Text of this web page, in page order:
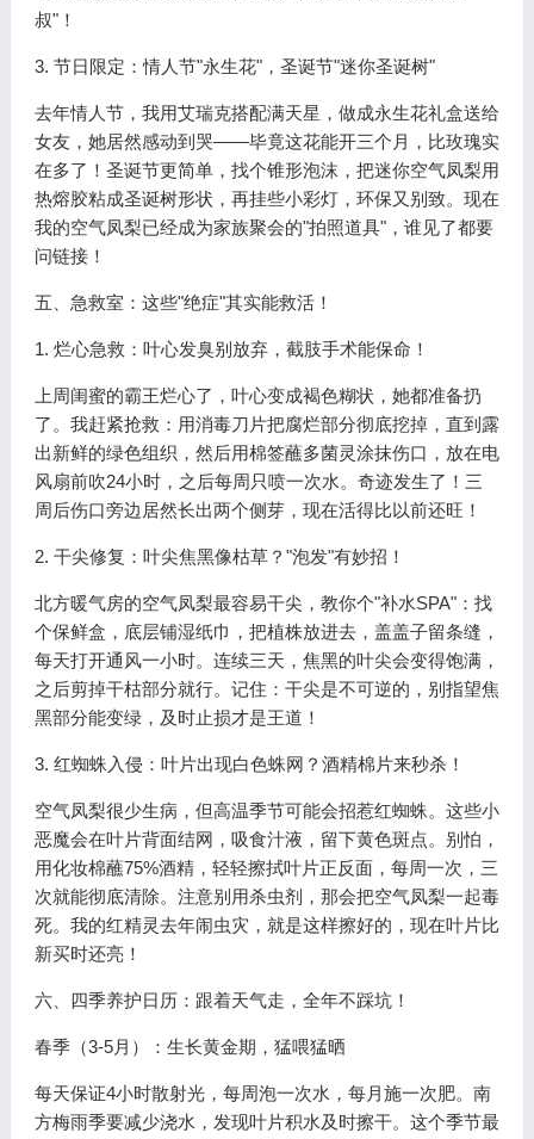
叔"！
3. 节日限定：情人节"永生花"，圣诞节"迷你圣诞树"
去年情人节，我用艾瑞克搭配满天星，做成永生花礼盒送给
女友，她居然感动到哭——毕竟这花能开三个月，比玫瑰实
在多了！圣诞节更简单，找个锥形泡沫，把迷你空气凤梨用
热熔胶粘成圣诞树形状，再挂些小彩灯，环保又别致。现在
我的空气凤梨已经成为家族聚会的"拍照道具"，谁见了都要
问链接！
五、急救室：这些"绝症"其实能救活！
1. 烂心急救：叶心发臭别放弃，截肢手术能保命！
上周闺蜜的霸王烂心了，叶心变成褐色糊状，她都准备扔
了。我赶紧抢救：用消毒刀片把腐烂部分彻底挖掉，直到露
出新鲜的绿色组织，然后用棉签蘸多菌灵涂抹伤口，放在电
风扇前吹24小时，之后每周只喷一次水。奇迹发生了！三
周后伤口旁边居然长出两个侧芽，现在活得比以前还旺！
2. 干尖修复：叶尖焦黑像枯草？"泡发"有妙招！
北方暖气房的空气凤梨最容易干尖，教你个"补水SPA"：找
个保鲜盒，底层铺湿纸巾，把植株放进去，盖盖子留条缝，
每天打开通风一小时。连续三天，焦黑的叶尖会变得饱满，
之后剪掉干枯部分就行。记住：干尖是不可逆的，别指望焦
黑部分能变绿，及时止损才是王道！
3. 红蜘蛛入侵：叶片出现白色蛛网？酒精棉片来秒杀！
空气凤梨很少生病，但高温季节可能会招惹红蜘蛛。这些小
恶魔会在叶片背面结网，吸食汁液，留下黄色斑点。别怕，
用化妆棉蘸75%酒精，轻轻擦拭叶片正反面，每周一次，三
次就能彻底清除。注意别用杀虫剂，那会把空气凤梨一起毒
死。我的红精灵去年闹虫灾，就是这样擦好的，现在叶片比
新买时还亮！
六、四季养护日历：跟着天气走，全年不踩坑！
春季（3-5月）：生长黄金期，猛喂猛晒
每天保证4小时散射光，每周泡一次水，每月施一次肥。南
方梅雨季要减少浇水，发现叶片积水及时擦干。这个季节最